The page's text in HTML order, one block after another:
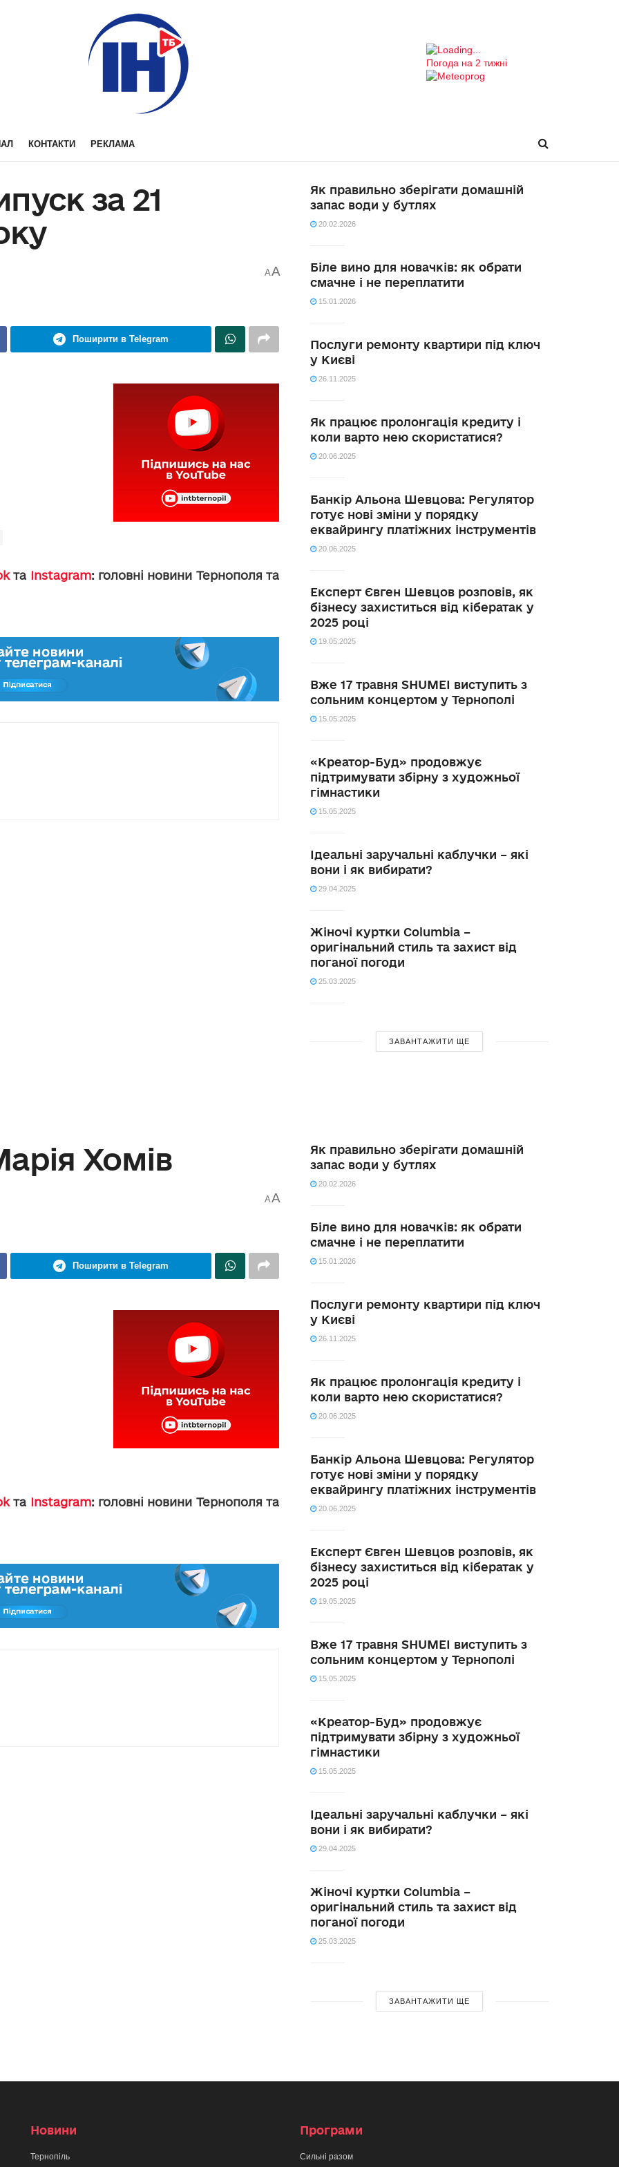
Погода на 2 тижні
КОНТАКТИ РЕКЛАМА
за 21
AA
Поширити в Telegram
та Instagram: головні новини Тернополя та
Як правильно зберігати домашній
запас води у бутлях
20.02.2026
Біле вино для новачків: як обрати
смачне і не переплатити
15.01.2026
Послуги ремонту квартири під ключ
у Києві
26.11.2025
Як працює пролонгація кредиту і
коли варто нею скористатися?
20.06.2025
Банкір Альона Шевцова: Регулятор
готує нові зміни у порядку
еквайрингу платіжних інструментів
20.06.2025
Експерт Євген Шевцов розповів, як
бізнесу захиститься від кібератак у
2025 році
19.05.2025
Вже 17 травня SHUMEI виступить з
сольним концертом у Тернополі
15.05.2025
«Креатор-Буд» продовжує
підтримувати збірну з художньої
гімнастики
15.05.2025
Ідеальні заручальні каблучки – які
вони і як вибирати?
29.04.2025
Жіночі куртки Columbia –
оригінальний стиль та захист від
поганої погоди
25.03.2025
ЗАВАНТАЖИТИ ЩЕ
Хомів
AA
Поширити в Telegram
та Instagram: головні новини Тернополя та
Як правильно зберігати домашній
запас води у бутлях
20.02.2026
Біле вино для новачків: як обрати
смачне і не переплатити
15.01.2026
Послуги ремонту квартири під ключ
у Києві
26.11.2025
Як працює пролонгація кредиту і
коли варто нею скористатися?
20.06.2025
Банкір Альона Шевцова: Регулятор
готує нові зміни у порядку
еквайрингу платіжних інструментів
20.06.2025
Експерт Євген Шевцов розповів, як
бізнесу захиститься від кібератак у
2025 році
19.05.2025
Вже 17 травня SHUMEI виступить з
сольним концертом у Тернополі
15.05.2025
«Креатор-Буд» продовжує
підтримувати збірну з художньої
гімнастики
15.05.2025
Ідеальні заручальні каблучки – які
вони і як вибирати?
29.04.2025
Жіночі куртки Columbia –
оригінальний стиль та захист від
поганої погоди
25.03.2025
ЗАВАНТАЖИТИ ЩЕ
Новини
Тернопіль
Програми
Сильні разом